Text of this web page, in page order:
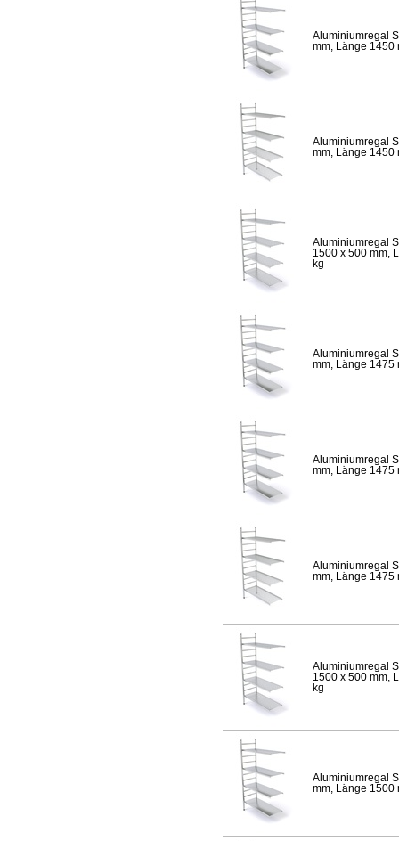
Aluminiumregal
mm, Länge 1450
Aluminiumregal
mm, Länge 1450
Aluminiumregal
1500 x 500 mm,
kg
Aluminiumregal
mm, Länge 1475
Aluminiumregal
mm, Länge 1475
Aluminiumregal
mm, Länge 1475
Aluminiumregal
1500 x 500 mm,
kg
Aluminiumregal
mm, Länge 1500